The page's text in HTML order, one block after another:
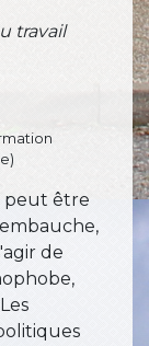
travail
peut être
de